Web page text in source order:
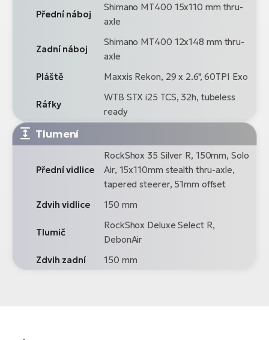
Přední náboj
Shimano MT400 15x110 mm thru-
axle
Zadní náboj
Shimano MT400 12x148 mm thru-
axle
Pláště
Maxxis Rekon, 29 x 2.6", 60TPI Exo
Ráfky
WTB STX i25 TCS, 32h, tubeless
ready
Tlumení
Přední vidlice
RockShox 35 Silver R, 150mm, Solo
Air, 15x110mm stealth thru-axle,
tapered steerer, 51mm offset
Zdvih vidlice
150 mm
Tlumič
RockShox Deluxe Select R,
DebonAir
Zdvih zadní
150 mm